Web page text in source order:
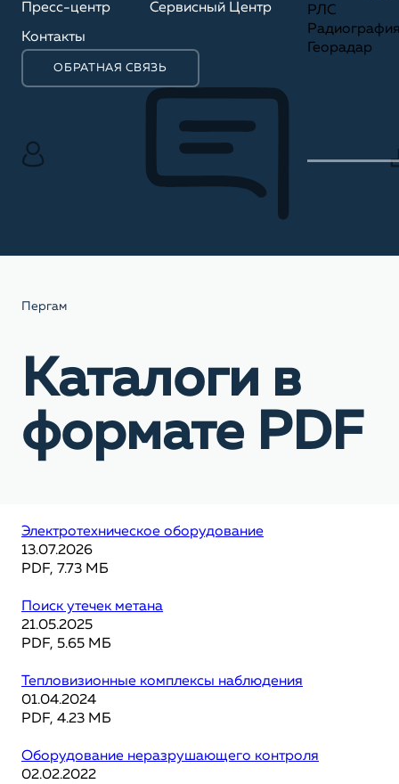
Пресс-центр Сервисный Центр
Контакты
ОБРАТНАЯ СВЯЗЬ
РЛС
Георадар
Пергам
Каталоги в
формате PDF
Электротехническое оборудование
13.07.2026
PDF, 7.73 МБ
Поиск утечек метана
21.05.2025
PDF, 5.65 МБ
Тепловизионные комплексы наблюдения
01.04.2024
PDF, 4.23 МБ
Оборудование неразрушающего контроля
02.02.2022